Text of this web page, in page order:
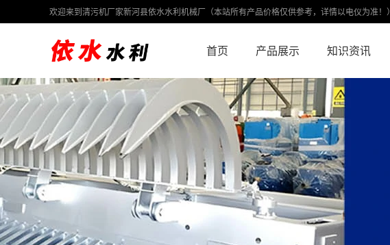
欢迎来到清污机厂家新河县依水水利机械厂（本站所有产品价格仅供参考，详情以电仪为准！）
首页 产品展示 知识资讯